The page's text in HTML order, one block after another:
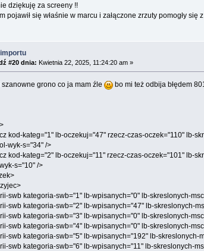
dziękuję za screeny !!
pojawił się właśnie w marcu i załączone zrzuty pomogły się
importu
#20 dnia: Kwietnia 22, 2025, 11:24:20 am »
grono co ja mam źle bo mi też odbija błędem
kateg="1" lb-oczekuj="47" rzecz-czas-oczek="110" lb-
wyk-s="34" />
kateg="2" lb-oczekuj="11" rzecz-czas-oczek="101" lb-
s="10" />
kategoria-swb="1" lb-wpisanych="0" lb-skreslonych-
kategoria-swb="2" lb-wpisanych="47" lb-skreslonych-
kategoria-swb="3" lb-wpisanych="0" lb-skreslonych-
kategoria-swb="4" lb-wpisanych="0" lb-skreslonych-
kategoria-swb="5" lb-wpisanych="192" lb-skreslonych-
kategoria-swb="6" lb-wpisanych="11" lb-skreslonych-